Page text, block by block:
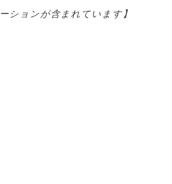
ーションが含まれています】